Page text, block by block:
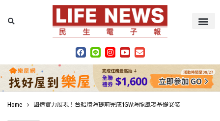
Home 國造實力展現！台船環海提前完成1GW海龍風場基礎安裝